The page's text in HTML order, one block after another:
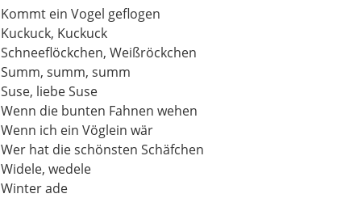
Kommt ein Vogel geflogen
Kuckuck, Kuckuck
Schneeflöckchen, Weißröckchen
Summ, summ, summ
Suse, liebe Suse
Wenn die bunten Fahnen wehen
Wenn ich ein Vöglein wär
Wer hat die schönsten Schäfchen
Widele, wedele
Winter ade